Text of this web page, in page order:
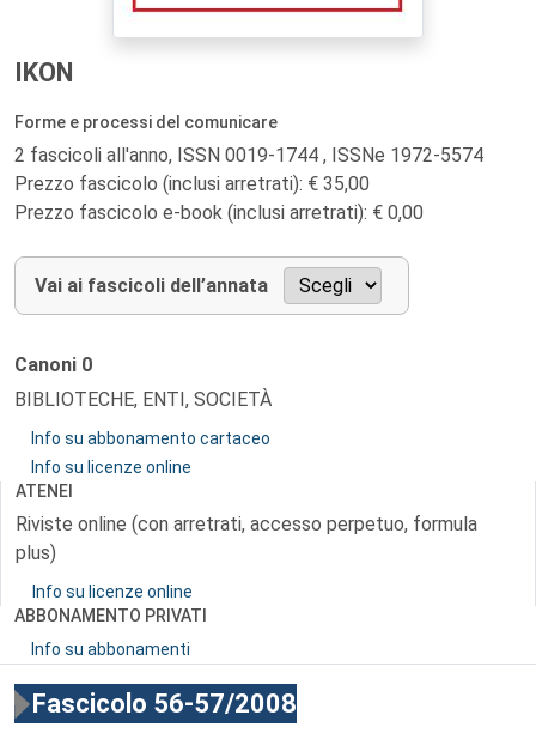
IKON
Forme e processi del comunicare
2 fascicoli all'anno, ISSN 0019-1744 , ISSNe 1972-5574
Prezzo fascicolo (inclusi arretrati): € 35,00
Prezzo fascicolo e-book (inclusi arretrati): € 0,00
Vai ai fascicoli dell’annata
Canoni 0
BIBLIOTECHE, ENTI, SOCIETÀ
Info su abbonamento cartaceo
Info su licenze online
ATENEI
Riviste online (con arretrati, accesso perpetuo, formula
plus)
Info su licenze online
ABBONAMENTO PRIVATI
Info su abbonamenti
Fascicolo 56-57/2008